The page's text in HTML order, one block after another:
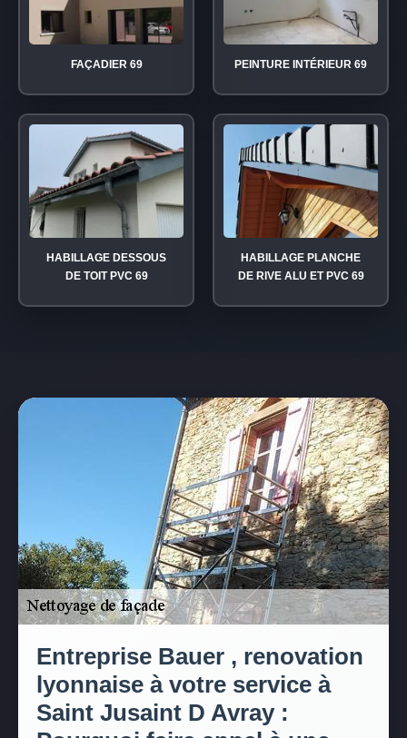
FAÇADIER 69 PEINTURE INTÉRIEUR 69
HABILLAGE DESSOUS
DE TOIT PVC 69
HABILLAGE PLANCHE
DE RIVE ALU ET PVC 69
Entreprise Bauer , renovation
lyonnaise à votre service à
Saint Jusaint D Avray :